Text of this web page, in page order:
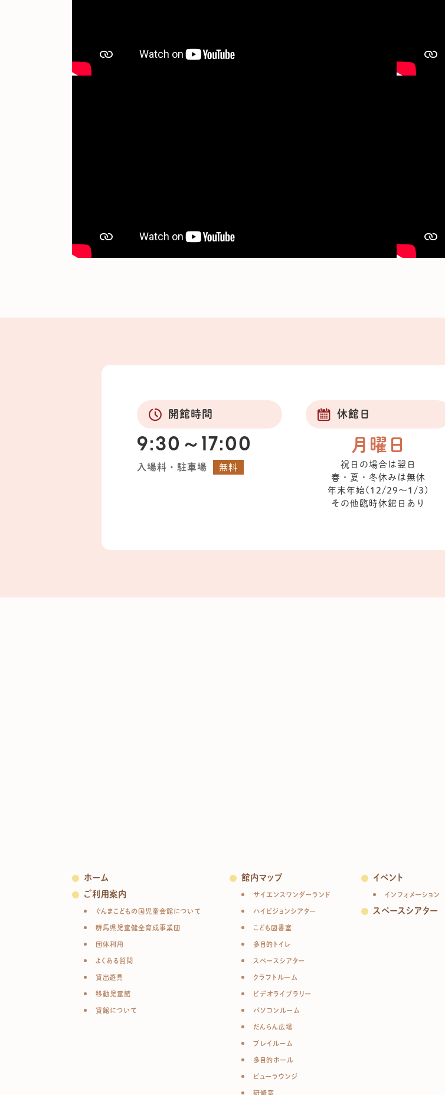
開館時間
9:30～17:00
入場料・駐車場 無料
休館日
月曜日
祝日の場合は翌日
春・夏・冬休みは無休
年末年始(12/29～1/3)
その他臨時休館日あり
ホーム
ご利用案内
ぐんまこどもの国児童会館について
群馬県児童健全育成事業団
団体利用
よくある質問
貸出遊具
移動児童館
貸館について
館内マップ
サイエンスワンダーランド
ハイビジョンシアター
こども図書室
多目的トイレ
スペースシアター
クラフトルーム
ビデオライブラリー
パソコンルーム
だんらん広場
プレイルーム
多目的ホール
ビューラウンジ
研修室
イベント
インフォメーション
スペースシアター